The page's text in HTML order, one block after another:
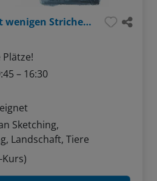
Visuelle Codes - mit wenigen Strichen die Welt erfassen
– 16:30
Sketching,
Landschaft, Tiere